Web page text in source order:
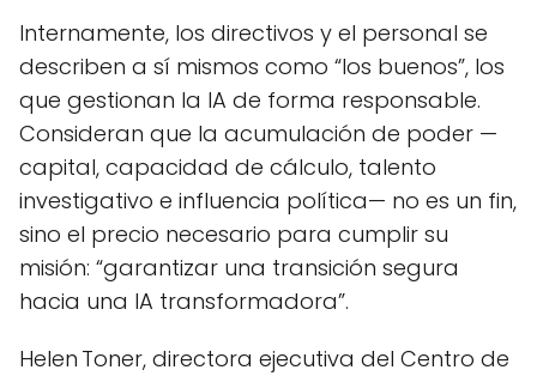
Internamente, los directivos y el personal se
describen a sí mismos como “los buenos”, los
que gestionan la IA de forma responsable.
Consideran que la acumulación de poder —
capital, capacidad de cálculo, talento
investigativo e influencia política— no es un fin,
sino el precio necesario para cumplir su
misión: “garantizar una transición segura
hacia una IA transformadora”.
Helen Toner, directora ejecutiva del Centro de